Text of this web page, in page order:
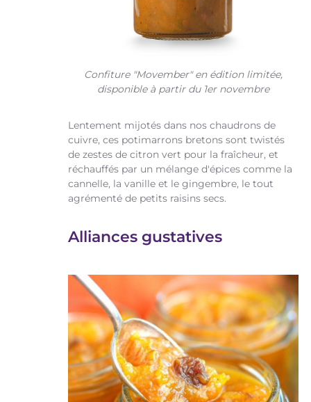
Confiture "Movember" en édition limitée,
disponible à partir du 1er novembre
Lentement mijotés dans nos chaudrons de
cuivre, ces potimarrons bretons sont twistés
de zestes de citron vert pour la fraîcheur, et
réchauffés par un mélange d'épices comme la
cannelle, la vanille et le gingembre, le tout
agrémenté de petits raisins secs.
Alliances gustatives